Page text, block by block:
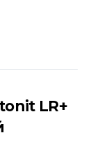
LR+